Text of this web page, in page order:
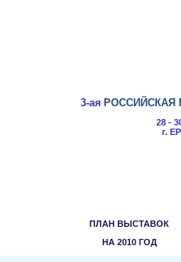
3-ая
28 -
г.
ПЛАН ВЫСТАВОК
НА 2010 ГОД